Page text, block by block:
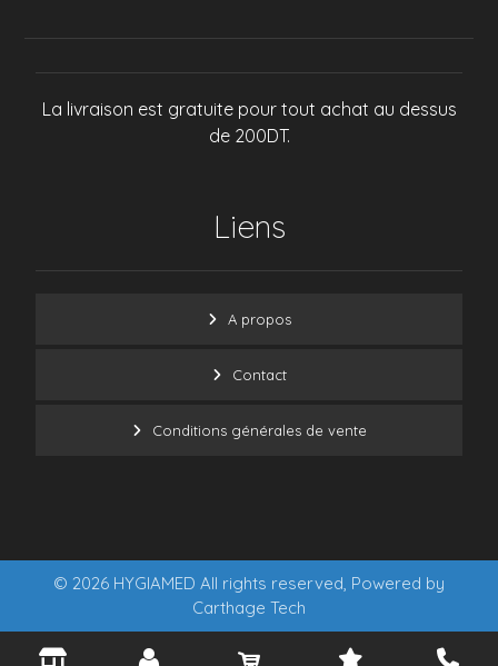
La livraison est gratuite pour tout achat au dessus
de 200DT.
Liens
A propos
Contact
Conditions générales de vente
© 2026 HYGIAMED All rights reserved, Powered by
Carthage Tech